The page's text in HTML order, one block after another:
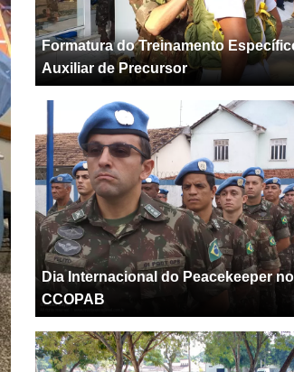
Formatura do Treinamento
Auxiliar de Precursor
Dia Internacional do Peacekeeper no
CCOPAB